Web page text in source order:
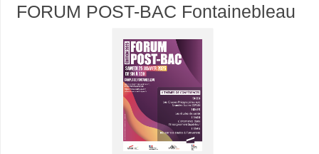
FORUM POST-BAC Fontainebleau